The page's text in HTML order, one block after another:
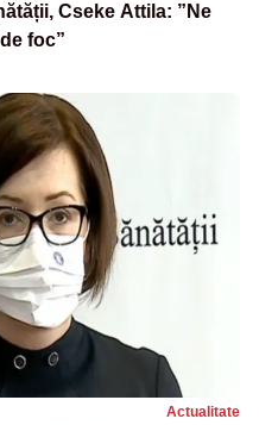
Cseke Attila: ”Ne
foc”
Actualitate